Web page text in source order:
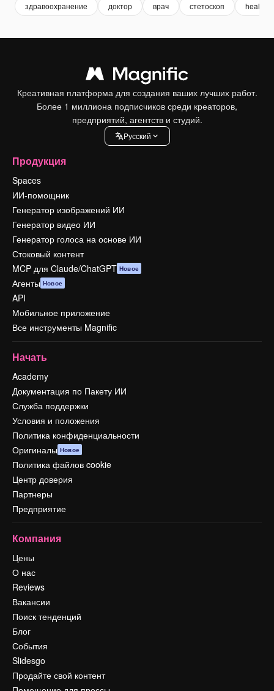
здравоохранение доктор врач стетоскоп health
Креативная платформа для создания ваших лучших работ.
Более 1 миллиона подписчиков среди креаторов,
предприятий, агентств и студий.
Pусский
Продукция
Spaces
ИИ-помощник
Генератор изображений ИИ
Генератор видео ИИ
Генератор голоса на основе ИИ
Стоковый контент
MCP для Claude/ChatGPT Новое
Агенты Новое
API
Мобильное приложение
Все инструменты Magnific
Начать
Academy
Документация по Пакету ИИ
Служба поддержки
Условия и положения
Политика конфиденциальности
Оригиналы Новое
Политика файлов cookie
Центр доверия
Партнеры
Предприятие
Компания
Цены
О нас
Reviews
Вакансии
Поиск тенденций
Блог
События
Slidesgo
Продайте свой контент